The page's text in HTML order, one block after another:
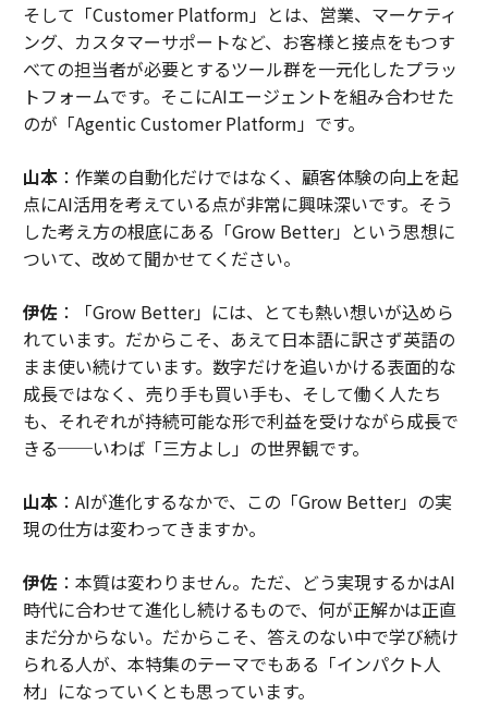
そして「Customer Platform」とは、営業、マーケティ
ング、カスタマーサポートなど、お客様と接点をもつす
べての担当者が必要とするツール群を一元化したプラッ
トフォームです。そこにAIエージェントを組み合わせた
のが「Agentic Customer Platform」です。
山本：作業の自動化だけではなく、顧客体験の向上を起
点にAI活用を考えている点が非常に興味深いです。そう
した考え方の根底にある「Grow Better」という思想に
ついて、改めて聞かせてください。
伊佐：「Grow Better」には、とても熱い想いが込めら
れています。だからこそ、あえて日本語に訳さず英語の
まま使い続けています。数字だけを追いかける表面的な
成長ではなく、売り手も買い手も、そして働く人たち
も、それぞれが持続可能な形で利益を受けながら成長で
きる──いわば「三方よし」の世界観です。
山本：AIが進化するなかで、この「Grow Better」の実
現の仕方は変わってきますか。
伊佐：本質は変わりません。ただ、どう実現するかはAI
時代に合わせて進化し続けるもので、何が正解かは正直
まだ分からない。だからこそ、答えのない中で学び続け
られる人が、本特集のテーマでもある「インパクト人
材」になっていくとも思っています。